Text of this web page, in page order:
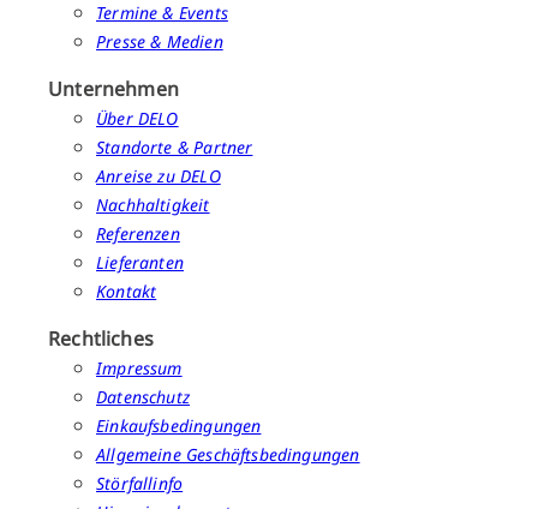
Termine & Events
Presse & Medien
Unternehmen
Über DELO
Standorte & Partner
Anreise zu DELO
Nachhaltigkeit
Referenzen
Lieferanten
Kontakt
Rechtliches
Impressum
Datenschutz
Einkaufsbedingungen
Allgemeine Geschäftsbedingungen
Störfallinfo